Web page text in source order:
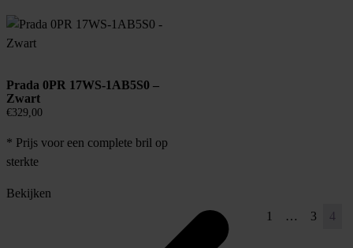
Prada 0PR 17WS-1AB5S0 –
Zwart
€329,00
* Prijs voor een complete bril op
sterkte
Bekijken
1
… 3 4